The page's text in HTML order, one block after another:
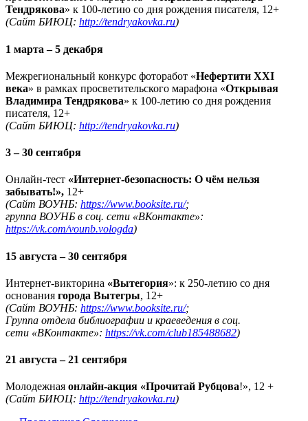
Тендрякова» к 100-летию со дня рождения писателя, 12+
(Сайт БИЮЦ: http://tendryakovka.ru)
1 марта – 5 декабря
Межрегиональный конкурс фоторабот «Нефертити XXI
века» в рамках просветительского марафона «Открывая
Владимира Тендрякова» к 100-летию со дня рождения
писателя, 12+
(Сайт БИЮЦ: http://tendryakovka.ru)
3 – 30 сентября
Онлайн-тест «Интернет-безопасность: О чём нельзя
забывать!», 12+
(Сайт ВОУНБ: https://www.booksite.ru/;
группа ВОУНБ в соц. сети «ВКонтакте»:
https://vk.com/vounb.vologda)
15 августа – 30 сентября
Интернет-викторина «Вытегория»: к 250-летию со дня
основания города Вытегры, 12+
(Сайт ВОУНБ: https://www.booksite.ru/;
Группа отдела библиографии и краеведения в соц.
сети «ВКонтакте»: https://vk.com/club185488682)
21 августа – 21 сентября
Молодежная онлайн-акция «Прочитай Рубцова!», 12 +
(Сайт БИЮЦ: http://tendryakovka.ru)